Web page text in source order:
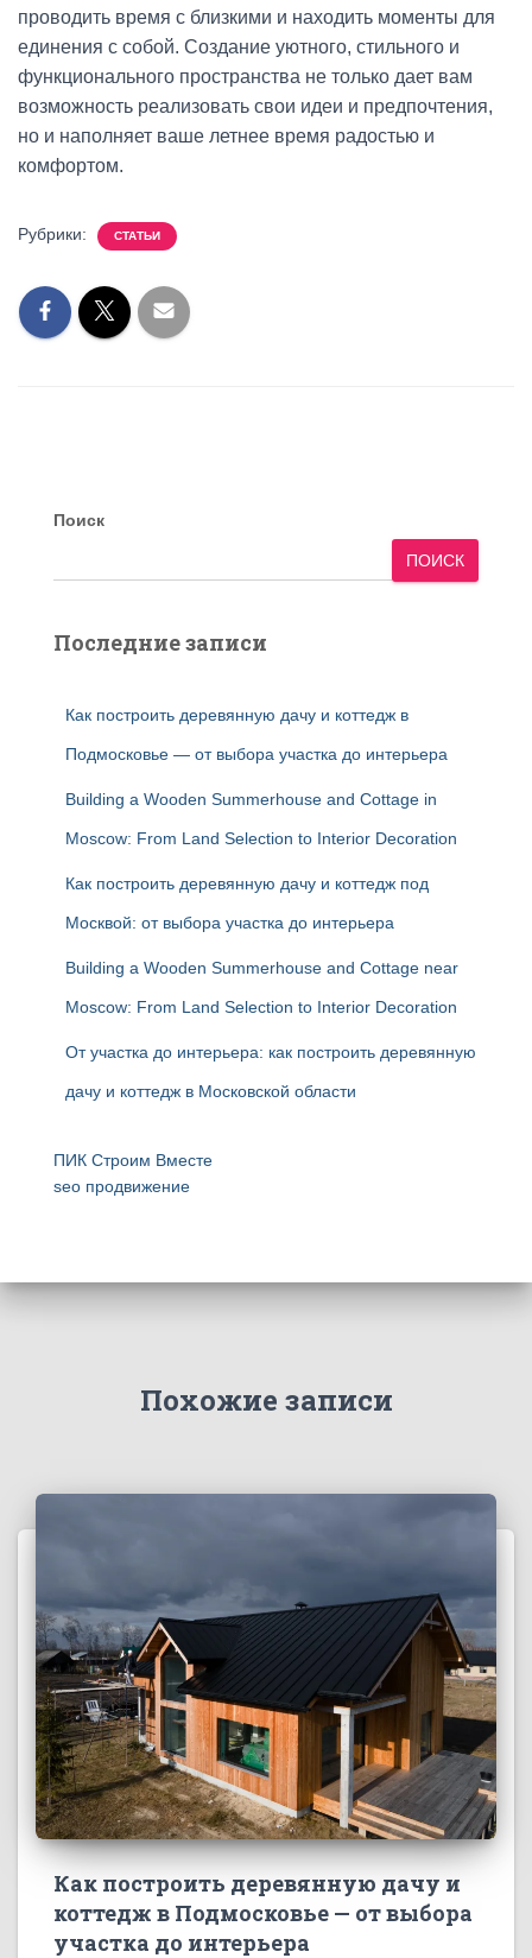
проводить время с близкими и находить моменты для
единения с собой. Создание уютного, стильного и
функционального пространства не только дает вам
возможность реализовать свои идеи и предпочтения,
но и наполняет ваше летнее время радостью и
комфортом.
Рубрики: СТАТЬИ
Поиск
ПОИСК
Последние записи
Как построить деревянную дачу и коттедж в
Подмосковье — от выбора участка до интерьера
Building a Wooden Summerhouse and Cottage in
Moscow: From Land Selection to Interior Decoration
Как построить деревянную дачу и коттедж под
Москвой: от выбора участка до интерьера
Building a Wooden Summerhouse and Cottage near
Moscow: From Land Selection to Interior Decoration
От участка до интерьера: как построить деревянную
дачу и коттедж в Московской области
ПИК Строим Вместе
seo продвижение
Похожие записи
Как построить деревянную дачу и
коттедж в Подмосковье — от выбора
участка до интерьера